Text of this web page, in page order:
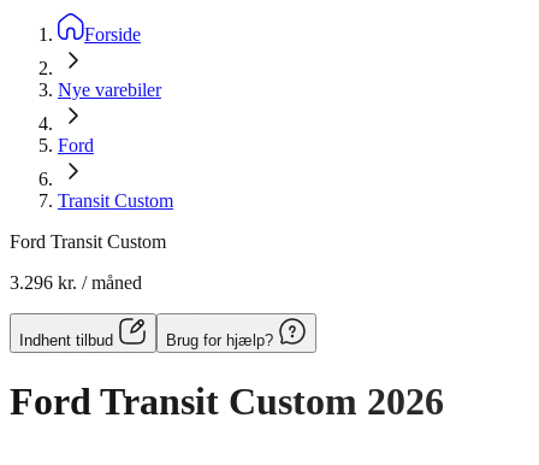
Forside
Nye varebiler
Ford
Transit Custom
Ford Transit Custom
3.296 kr. / måned
Indhent tilbud Brug for hjælp?
Ford Transit Custom 2026